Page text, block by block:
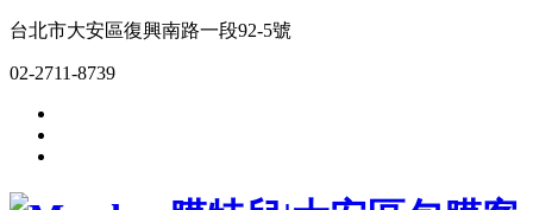
台北市大安區復興南路一段92-5號
02-2711-8739